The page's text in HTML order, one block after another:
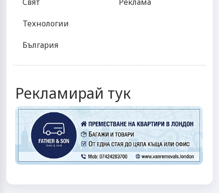
Технологии
България
Рекламирай тук